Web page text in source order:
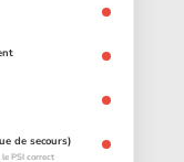
de secours)
PSI correct